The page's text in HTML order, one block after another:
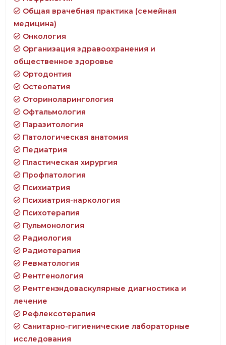
Общая врачебная практика (семейная
медицина)
Онкология
Организация здравоохранения и
общественное здоровье
Ортодонтия
Остеопатия
Оториноларингология
Офтальмология
Паразитология
Патологическая анатомия
Педиатрия
Пластическая хирургия
Профпатология
Психиатрия
Психиатрия-наркология
Психотерапия
Пульмонология
Радиология
Радиотерапия
Ревматология
Рентгенология
Рентгенэндоваскулярные диагностика и
лечение
Рефлексотерапия
Санитарно-гигиенические лабораторные
исследования